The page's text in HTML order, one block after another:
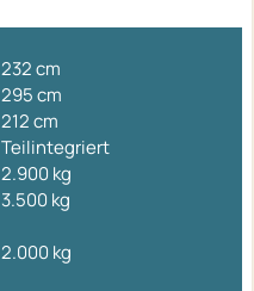
232 cm
295 cm
212 cm
Teilintegriert
2.900 kg
3.500 kg
2.000 kg